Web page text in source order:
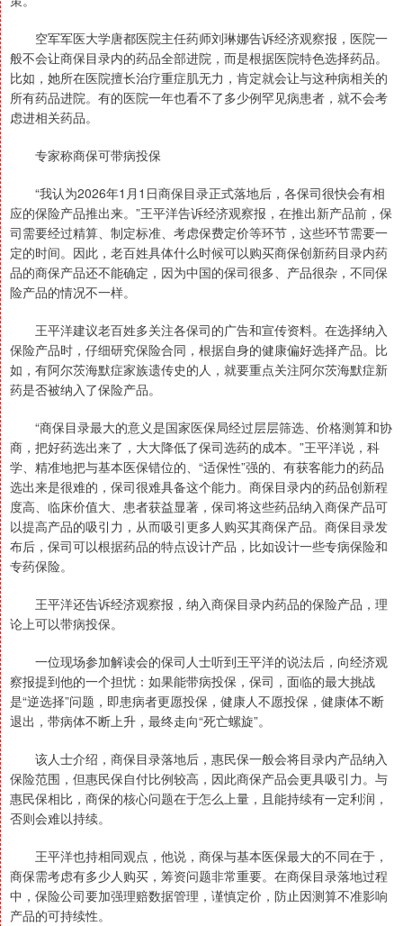
空军军医大学唐都医院主任药师刘琳娜告诉经济观察报，医院一
般不会让商保目录内的药品全部进院，而是根据医院特色选择药品。
比如，她所在医院擅长治疗重症肌无力，肯定就会让与这种病相关的
所有药品进院。有的医院一年也看不了多少例罕见病患者，就不会考
虑进相关药品。
专家称商保可带病投保
“我认为2026年1月1日商保目录正式落地后，各保司很快会有相
应的保险产品推出来。”王平洋告诉经济观察报，在推出新产品前，保
司需要经过精算、制定标准、考虑保费定价等环节，这些环节需要一
定的时间。因此，老百姓具体什么时候可以购买商保创新药目录内药
品的商保产品还不能确定，因为中国的保司很多、产品很杂，不同保
险产品的情况不一样。
王平洋建议老百姓多关注各保司的广告和宣传资料。在选择纳入
保险产品时，仔细研究保险合同，根据自身的健康偏好选择产品。比
如，有阿尔茨海默症家族遗传史的人，就要重点关注阿尔茨海默症新
药是否被纳入了保险产品。
“商保目录最大的意义是国家医保局经过层层筛选、价格测算和协
商，把好药选出来了，大大降低了保司选药的成本。”王平洋说，科
学、精准地把与基本医保错位的、“适保性”强的、有获客能力的药品
选出来是很难的，保司很难具备这个能力。商保目录内的药品创新程
度高、临床价值大、患者获益显著，保司将这些药品纳入商保产品可
以提高产品的吸引力，从而吸引更多人购买其商保产品。商保目录发
布后，保司可以根据药品的特点设计产品，比如设计一些专病保险和
专药保险。
王平洋还告诉经济观察报，纳入商保目录内药品的保险产品，理
论上可以带病投保。
一位现场参加解读会的保司人士听到王平洋的说法后，向经济观
察报提到他的一个担忧：如果能带病投保，保司，面临的最大挑战
是“逆选择”问题，即患病者更愿投保，健康人不愿投保，健康体不断
退出，带病体不断上升，最终走向“死亡螺旋”。
该人士介绍，商保目录落地后，惠民保一般会将目录内产品纳入
保险范围，但惠民保自付比例较高，因此商保产品会更具吸引力。与
惠民保相比，商保的核心问题在于怎么上量，且能持续有一定利润，
否则会难以持续。
王平洋也持相同观点，他说，商保与基本医保最大的不同在于，
商保需考虑有多少人购买，筹资问题非常重要。在商保目录落地过程
中，保险公司要加强理赔数据管理，谨慎定价，防止因测算不准影响
产品的可持续性。